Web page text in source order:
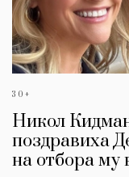
30+
Никол
поздравиха
на отбора му